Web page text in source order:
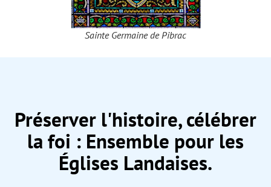
Sainte Germaine de Pibrac
Préserver l'histoire, célébrer
la foi : Ensemble pour les
Églises Landaises.